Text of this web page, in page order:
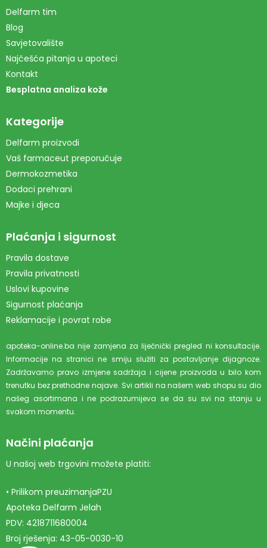
Delfarm tim
Blog
Savjetovalište
Najčešća pitanja u apoteci
Kontakt
Besplatna analiza kože
Kategorije
Delfarm proizvodi
Vaš farmaceut preporučuje
Dermokozmetika
Dodaci prehrani
Majke i djeca
Plaćanja i sigurnost
Pravila dostave
Pravila privatnosti
Uslovi kupovine
Sigurnost plaćanja
Reklamacije i povrat robe
apoteka-online.ba nije zamjena za liječnički pregled ni konsultacije.
Informacije na stranici ne smiju služiti za postavljanje dijagnoze.
Zadržavamo pravo izmjene sadržaja i cijene proizvoda u bilo kom
trenutku bez prethodne najave. Svi artikli na našem web shopu su dio
našeg asortimana i ne podrazumijeva se da su svi na stanju u
svakom momentu.
Načini plaćanja
U našoj web trgovini možete platiti:
• Prilikom preuzimanjaPZU
Apoteka Delfarm Jelah
PDV: 4218711680004
Broj rješenja: 43-05-0030-10